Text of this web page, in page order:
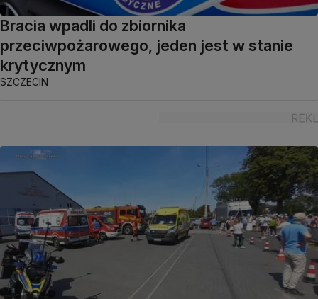
Bracia wpadli do zbiornika
przeciwpożarowego, jeden jest w stanie
krytycznym
SZCZECIN